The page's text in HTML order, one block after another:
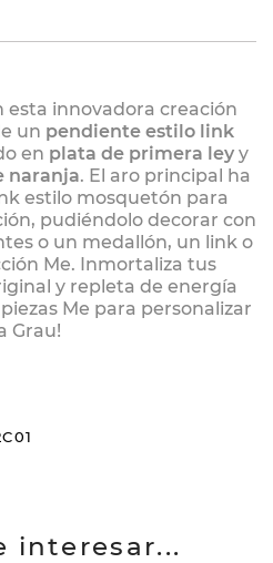
innovadora creación
un pendiente estilo link
en plata de primera ley y
naranja. El aro principal ha
estilo mosquetón para
pudiéndolo decorar con
o un medallón, un link o
Me. Inmortaliza tus
y repleta de energía
Me para personalizar
Grau!
interesar...